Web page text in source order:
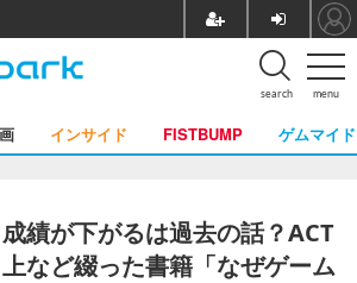
menu
search
インサイド FISTBUMP ゲムマイド
績が下がるは過去の話？ACT
など綴った書籍「なぜゲーム